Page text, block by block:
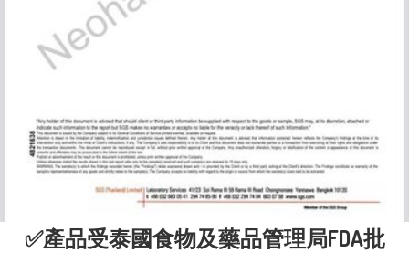
✅產品受泰國食物及藥品管理局FDA批